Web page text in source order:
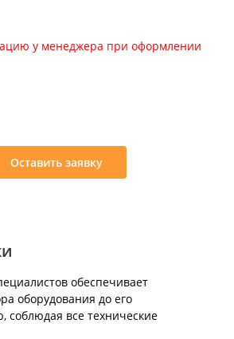
у менеджера при оформлении
Оставить заявку
обеспечивает
оборудования до его
соблюдая все технические